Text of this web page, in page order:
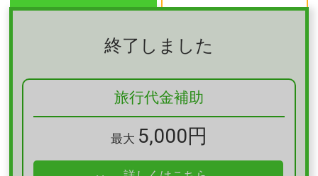
「交通＋宿」のみ6月30日（金）宿泊分（7月1日チェック
年明分
年明分
1月17日（火）宿泊分より販売開始
年内分
販売停止
終了しました
旅行代金補助
最大 5,000円